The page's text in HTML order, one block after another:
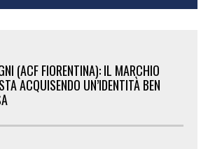
(ACF FIORENTINA): IL MARCHIO
ACQUISENDO UN’IDENTITÀ BEN